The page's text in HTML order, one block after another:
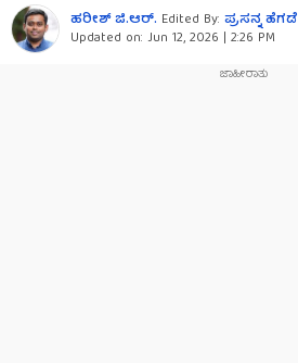
ಹರೀಶ್ ಜಿ.ಆರ್​. Edited By: ಪ್ರಸನ್ನ ಹೆಗಡೆ
Updated on: Jun 12, 2026 | 2:26 PM